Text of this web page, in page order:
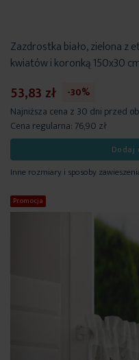
Zazdrostka biało, zielona z
kwiatów i koronką 150x30
53,83 zł
-30%
Najniższa cena z 30 dni przed
Cena regularna: 76,90 zł
Dodaj
Inne rozmiary i sposoby
Promocja